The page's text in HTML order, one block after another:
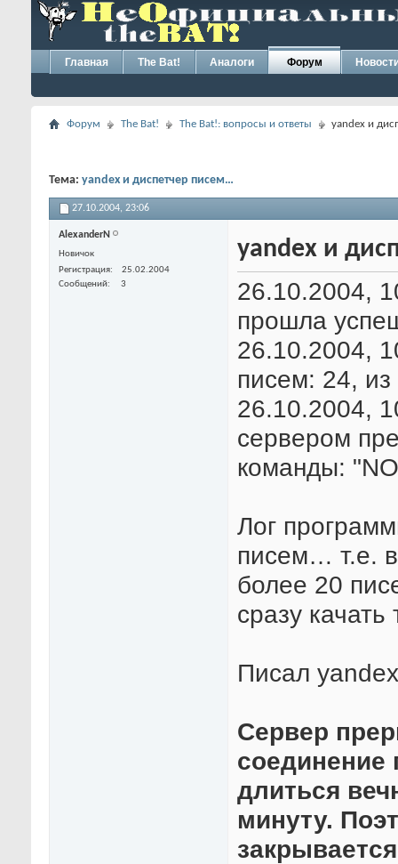
Главная The Bat! Аналоги Форум
Форум The Bat! The Bat!: вопросы и ответы yandex и
Тема: yandex и диспетчер писем…
27.10.2004, 23:06
AlexanderN
Новичок
Регистрация
25.02.2004
Сообщений
3
yandex и
26.10.2004,
прошла
26.10.2004,
писем: 24,
26.10.2004,
сервером
команды:
Лог
писем… т.е.
более 20
сразу
Писал
Сервер
соединение
длиться
минуту.
закрывается